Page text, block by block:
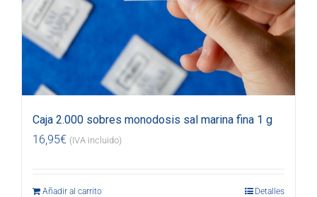
Caja 2.000 sobres monodosis sal marina fina 1 g
16,95€ (IVA incluido)
Añadir al carrito Detalles